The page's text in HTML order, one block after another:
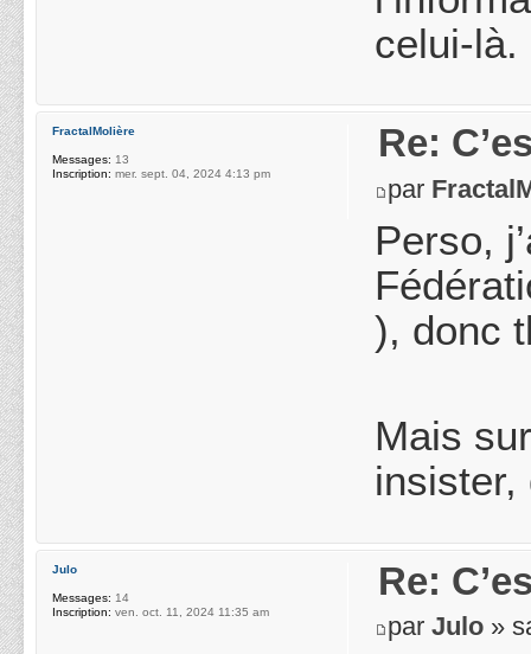
celui-là.
Re:
par
Perso,
), donc
Mais
insister,
FractalMolière
Messages: 13
Inscription: mer. sept. 04, 2024 4:13 pm
Re:
parJulo »
Julo
Messages: 14
Inscription: ven. oct. 11, 2024 11:35 am